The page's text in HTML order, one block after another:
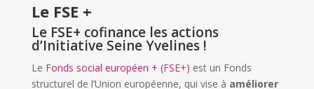
Le FSE +
Le FSE+ cofinance les actions
d’Initiative Seine Yvelines !
Le Fonds social européen + (FSE+) est un Fonds
structurel de l’Union européenne, qui vise à améliorer